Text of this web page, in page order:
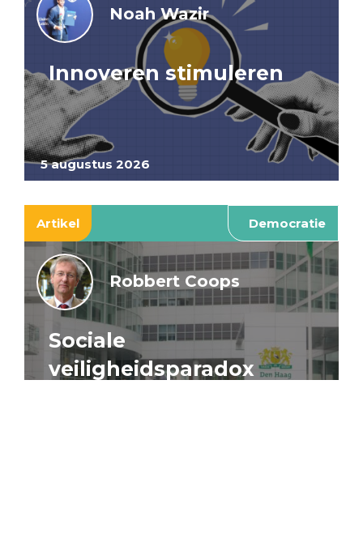
5 augustus 2026
Noah Wazir
Innoveren stimuleren
Artikel Democratie
Robbert Coops
Sociale
veiligheidsparadox